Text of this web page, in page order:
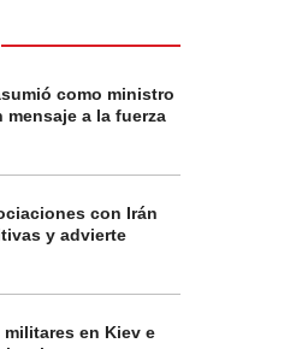
como ministro
a la fuerza
con Irán
y advierte
militares en Kiev e